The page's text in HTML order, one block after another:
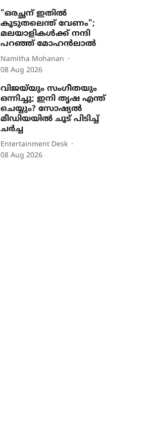
"ഒരച്ഛന് ഇതില്‍
കൂടുതലെന്ത് വേണം";
മലയാളികൾക്ക് നന്ദി
പറഞ്ഞ് മോഹന്‍ലാല്‍
Namitha Mohanan
08 Aug 2026
വിജയ്‌യും സംഗീതയും
ഒന്നിച്ചു; ഇനി തൃഷ എന്ത്
ചെയ്യും? സോഷ്യൽ
മീഡിയയിൽ ചൂട് പിടിച്ച്
ചർച്ച
Entertainment Desk
08 Aug 2026